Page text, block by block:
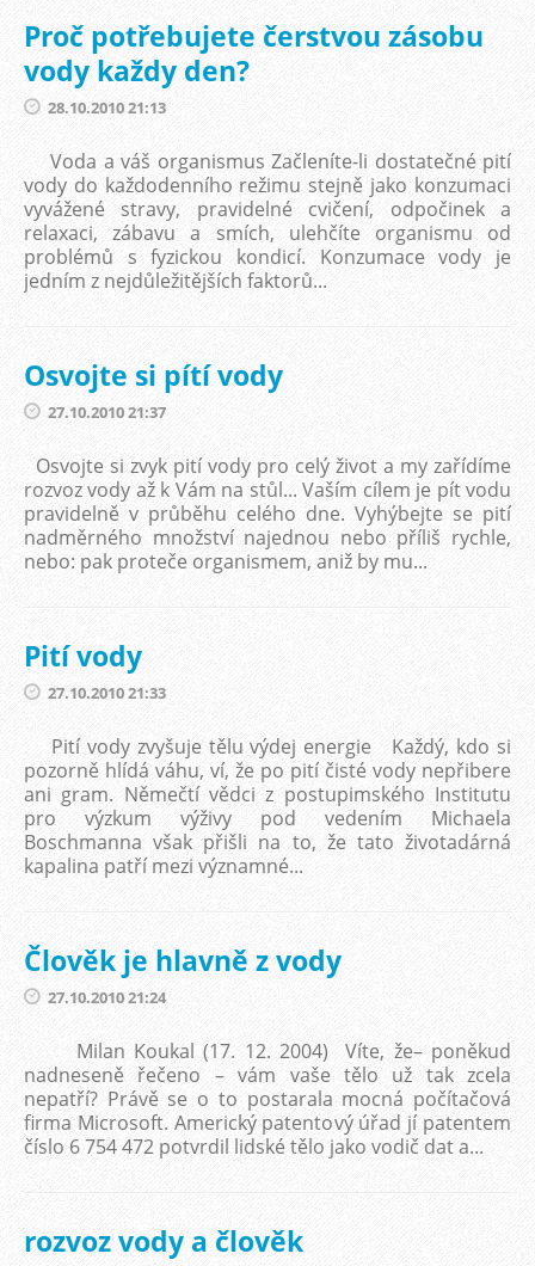
Proč potřebujete čerstvou zásobu
vody každy den?
28.10.2010 21:13
Voda a váš organismus Začleníte-li dostatečné pití
vody do každodenního režimu stejně jako konzumaci
vyvážené stravy, pravidelné cvičení, odpočinek a
relaxaci, zábavu a smích, ulehčíte organismu od
problémů s fyzickou kondicí. Konzumace vody je
jedním z nejdůležitějších faktorů...
Osvojte si pítí vody
27.10.2010 21:37
Osvojte si zvyk pití vody pro celý život a my zařídíme
rozvoz vody až k Vám na stůl... Vaším cílem je pít vodu
pravidelně v průběhu celého dne. Vyhýbejte se pití
nadměrného množství najednou nebo příliš rychle,
nebo: pak proteče organismem, aniž by mu...
Pití vody
27.10.2010 21:33
Pití vody zvyšuje tělu výdej energie Každý, kdo si
pozorně hlídá váhu, ví, že po pití čisté vody nepřibere
ani gram. Němečtí vědci z postupimského Institutu
pro výzkum výživy pod vedením Michaela
Boschmanna však přišli na to, že tato životadárná
kapalina patří mezi významné...
Člověk je hlavně z vody
27.10.2010 21:24
Milan Koukal (17. 12. 2004) Víte, že– poněkud
nadneseně řečeno – vám vaše tělo už tak zcela
nepatří? Právě se o to postarala mocná počítačová
firma Microsoft. Americký patentový úřad jí patentem
číslo 6 754 472 potvrdil lidské tělo jako vodič dat a...
rozvoz vody a člověk